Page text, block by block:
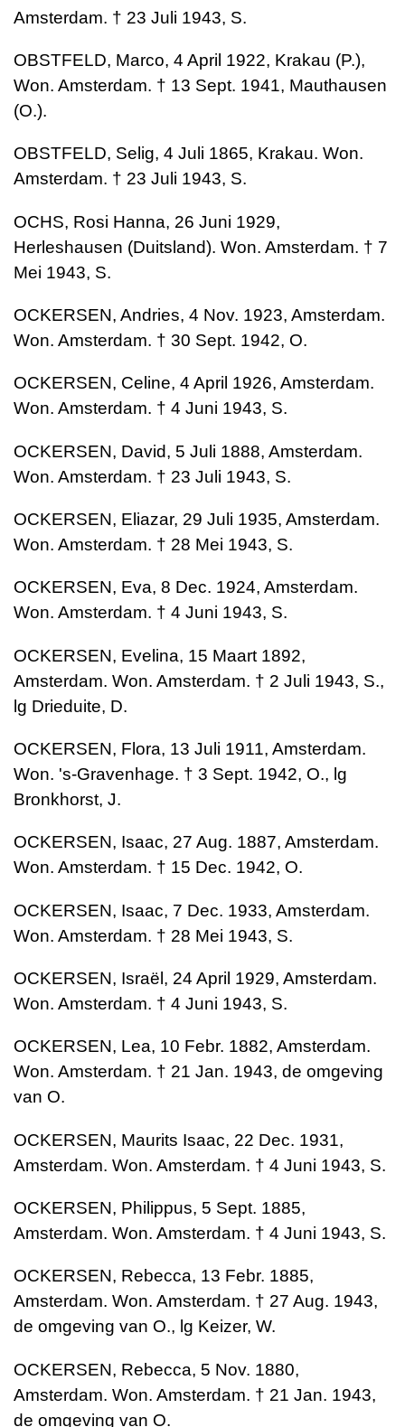
Amsterdam. † 23 Juli 1943, S.
OBSTFELD, Marco, 4 April 1922, Krakau (P.),
Won. Amsterdam. † 13 Sept. 1941, Mauthausen
(O.).
OBSTFELD, Selig, 4 Juli 1865, Krakau. Won.
Amsterdam. † 23 Juli 1943, S.
OCHS, Rosi Hanna, 26 Juni 1929,
Herleshausen (Duitsland). Won. Amsterdam. † 7
Mei 1943, S.
OCKERSEN, Andries, 4 Nov. 1923, Amsterdam.
Won. Amsterdam. † 30 Sept. 1942, O.
OCKERSEN, Celine, 4 April 1926, Amsterdam.
Won. Amsterdam. † 4 Juni 1943, S.
OCKERSEN, David, 5 Juli 1888, Amsterdam.
Won. Amsterdam. † 23 Juli 1943, S.
OCKERSEN, Eliazar, 29 Juli 1935, Amsterdam.
Won. Amsterdam. † 28 Mei 1943, S.
OCKERSEN, Eva, 8 Dec. 1924, Amsterdam.
Won. Amsterdam. † 4 Juni 1943, S.
OCKERSEN, Evelina, 15 Maart 1892,
Amsterdam. Won. Amsterdam. † 2 Juli 1943, S.,
lg Drieduite, D.
OCKERSEN, Flora, 13 Juli 1911, Amsterdam.
Won. 's-Gravenhage. † 3 Sept. 1942, O., lg
Bronkhorst, J.
OCKERSEN, Isaac, 27 Aug. 1887, Amsterdam.
Won. Amsterdam. † 15 Dec. 1942, O.
OCKERSEN, Isaac, 7 Dec. 1933, Amsterdam.
Won. Amsterdam. † 28 Mei 1943, S.
OCKERSEN, Israël, 24 April 1929, Amsterdam.
Won. Amsterdam. † 4 Juni 1943, S.
OCKERSEN, Lea, 10 Febr. 1882, Amsterdam.
Won. Amsterdam. † 21 Jan. 1943, de omgeving
van O.
OCKERSEN, Maurits Isaac, 22 Dec. 1931,
Amsterdam. Won. Amsterdam. † 4 Juni 1943, S.
OCKERSEN, Philippus, 5 Sept. 1885,
Amsterdam. Won. Amsterdam. † 4 Juni 1943, S.
OCKERSEN, Rebecca, 13 Febr. 1885,
Amsterdam. Won. Amsterdam. † 27 Aug. 1943,
de omgeving van O., lg Keizer, W.
OCKERSEN, Rebecca, 5 Nov. 1880,
Amsterdam. Won. Amsterdam. † 21 Jan. 1943,
de omgeving van O.